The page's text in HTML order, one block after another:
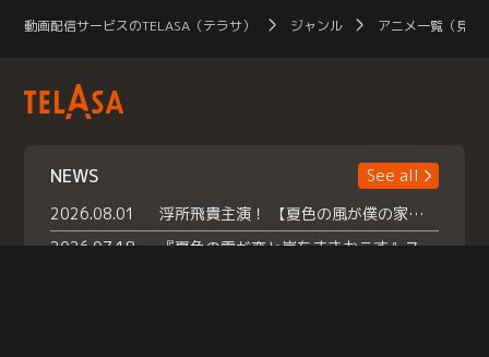
動画配信サービスのTELASA（テラサ） ジャンル アニメ一覧（見放
NEWS
See all
2026.08.01
浮所飛貴主演！ 【夏色の風が僕の家にやってきた】 本日よりテラサで独占配信スタート！
2026.07.18
『夏色の雲が恋と嵐をまきおこす』スペシャルメイキング 【Part1】2026年７月18日（土）23時30分～配信スタート！話題のシーンの裏側を大公開！豪華キャスト大集合！ 『武宮家 真夏の家族会議』開催！